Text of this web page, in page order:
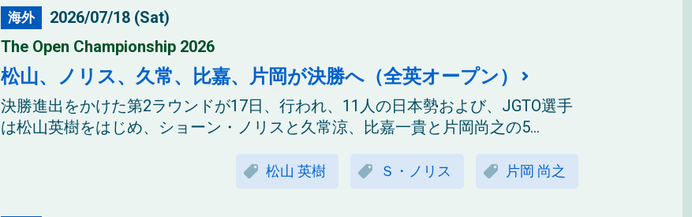
海外
2026/07/18 (Sat)
The Open Championship 2026
松山、ノリス、久常、比嘉、片岡が決勝へ（全英オープン）
決勝進出をかけた第2ラウンドが17日、行われ、11人の日本勢および、JGTO選手
は松山英樹をはじめ、ショーン・ノリスと久常涼、比嘉一貴と片岡尚之の5...
松山 英樹 Ｓ・ノリス 片岡 尚之